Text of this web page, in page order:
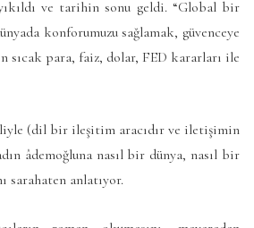
ve tarihin sonu geldi. “Global bir
konforumuzu sağlamak, güvenceye
para, faiz, dolar, FED kararları ile
(dil bir ileşitim aracıdır ve iletişimin
âdemoğluna nasıl bir dünya, nasıl bir
sarahaten anlatıyor.